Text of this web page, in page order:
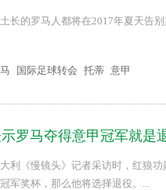
长的罗马人都将在2017年夏天告
国际足球转会 托蒂 意甲
罗马夺得意甲冠军就是
利《慢镜头》记者采访时，红狼
军奖杯，那么他将选择退役。...